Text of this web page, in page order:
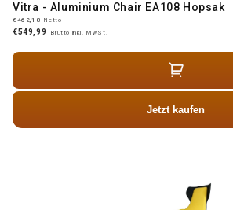
Vitra - Aluminium Chair EA108 Hopsak
€462,18 Netto
€549,99 Brutto inkl. MwSt.
Jetzt kaufen